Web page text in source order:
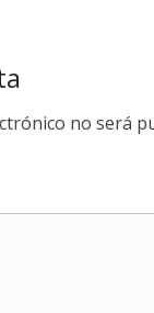
no será